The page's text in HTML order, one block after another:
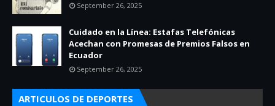
September 26, 2025
Cuidado en la Línea: Estafas Telefónicas
Acechan con Promesas de Premios Falsos en
Ecuador
September 26, 2025
ARTICULOS DE DEPORTES